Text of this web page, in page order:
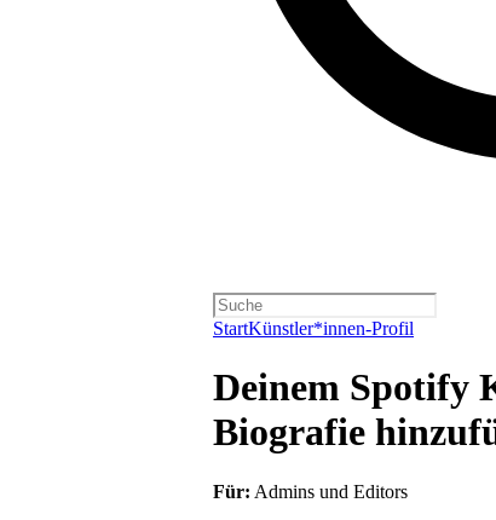
StartKünstler*innen-Profil
Deinem Spotify
Biografie
Für: Admins und Editors